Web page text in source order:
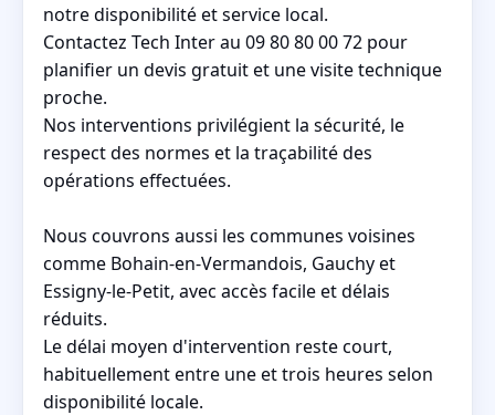
notre disponibilité et service local.
Contactez Tech Inter au 09 80 80 00 72 pour
planifier un devis gratuit et une visite technique
proche.
Nos interventions privilégient la sécurité, le
respect des normes et la traçabilité des
opérations effectuées.
Nous couvrons aussi les communes voisines
comme Bohain-en-Vermandois, Gauchy et
Essigny-le-Petit, avec accès facile et délais
réduits.
Le délai moyen d'intervention reste court,
habituellement entre une et trois heures selon
disponibilité locale.